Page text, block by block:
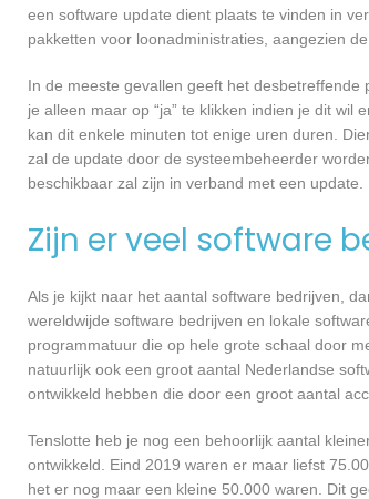
een software update dient plaats te vinden in
pakketten voor loonadministraties, aangezien
In de meeste gevallen geeft het
je alleen maar op “ja” te klikken indien je dit wil
kan dit enkele minuten tot enige uren duren.
zal de update door de systeembeheerder
beschikbaar zal zijn in verband met een update.
Zijn er veel software
Als je kijkt naar het aantal software bedrijven,
wereldwijde software bedrijven en lokale
programmatuur die op hele grote schaal door
natuurlijk ook een groot aantal Nederlandse
ontwikkeld hebben die door een groot aantal
Tenslotte heb je nog een behoorlijk aantal
ontwikkeld. Eind 2019 waren er maar liefst
het er nog maar een kleine 50.000 waren. Dit